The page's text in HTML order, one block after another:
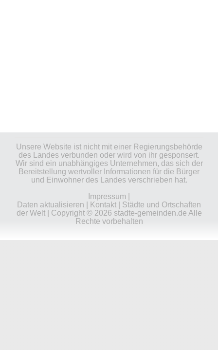
Unsere Website ist nicht mit einer Regierungsbehörde
des Landes verbunden oder wird von ihr gesponsert.
Wir sind ein unabhängiges Unternehmen, das sich der
Bereitstellung wertvoller Informationen für die Bürger
und Einwohner des Landes verschrieben hat.
Impressum
Daten aktualisieren
Kontakt
Städte und Ortschaften
der Welt| Copyright © 2026 stadte-gemeinden.de Alle
Rechte vorbehalten